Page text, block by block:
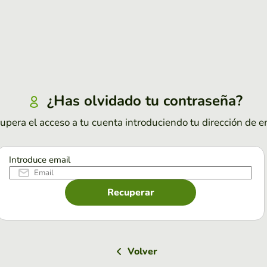
¿Has olvidado tu contraseña?
el acceso a tu cuenta introduciendo tu dirección de
Introduce email
Recuperar
Volver